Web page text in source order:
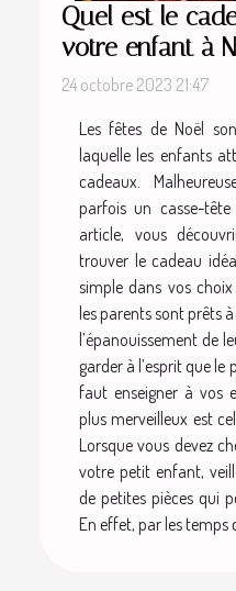
Quel est le
votre enfant à
24 octobre 2023 21:47
Les fêtes de Noël
laquelle les enfants
cadeaux.
parfois un casse-
article, vous
trouver le cadeau
simple dans vos
les parents sont prêts
l’épanouissement de
garder à l’esprit que
faut enseigner à vos
plus merveilleux est
Lorsque vous devez
votre petit enfant,
de petites pièces qui
En effet, par les temps